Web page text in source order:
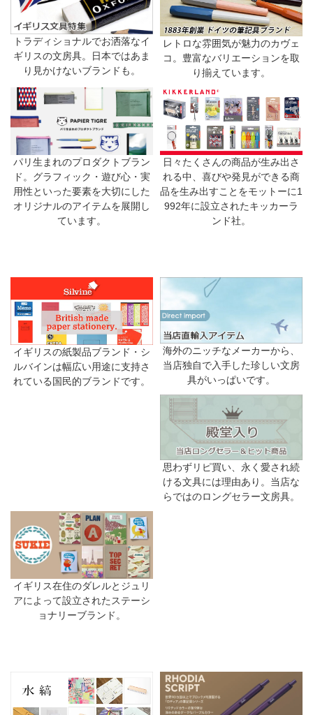
トラディショナルでお洒落なイ
ギリスの文房具。日本ではあま
り見かけないブランドも。
レトロな雰囲気が魅力のカヴェ
コ。豊富なバリエーションを取
り揃えています。
パリ生まれのプロダクトブラン
ド。グラフィック・遊び心・実
用性といった要素を大切にした
オリジナルのアイテムを展開し
ています。
日々たくさんの商品が生み出さ
れる中、喜びや発見ができる商
品を生み出すことをモットーに1
992年に設立されたキッカーラ
ンド社。
イギリスの紙製品ブランド・シ
ルバインは幅広い用途に支持さ
れている国民的ブランドです。
海外のニッチなメーカーから、
当店独自で入手した珍しい文房
具がいっぱいです。
思わずリピ買い、永く愛され続
ける文具には理由あり。当店な
らではのロングセラー文房具。
イギリス在住のダレルとジュリ
アによって設立されたステーシ
ョナリーブランド。